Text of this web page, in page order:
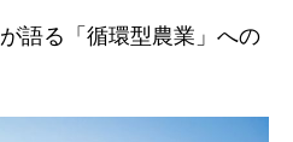
語る「循環型農業」への